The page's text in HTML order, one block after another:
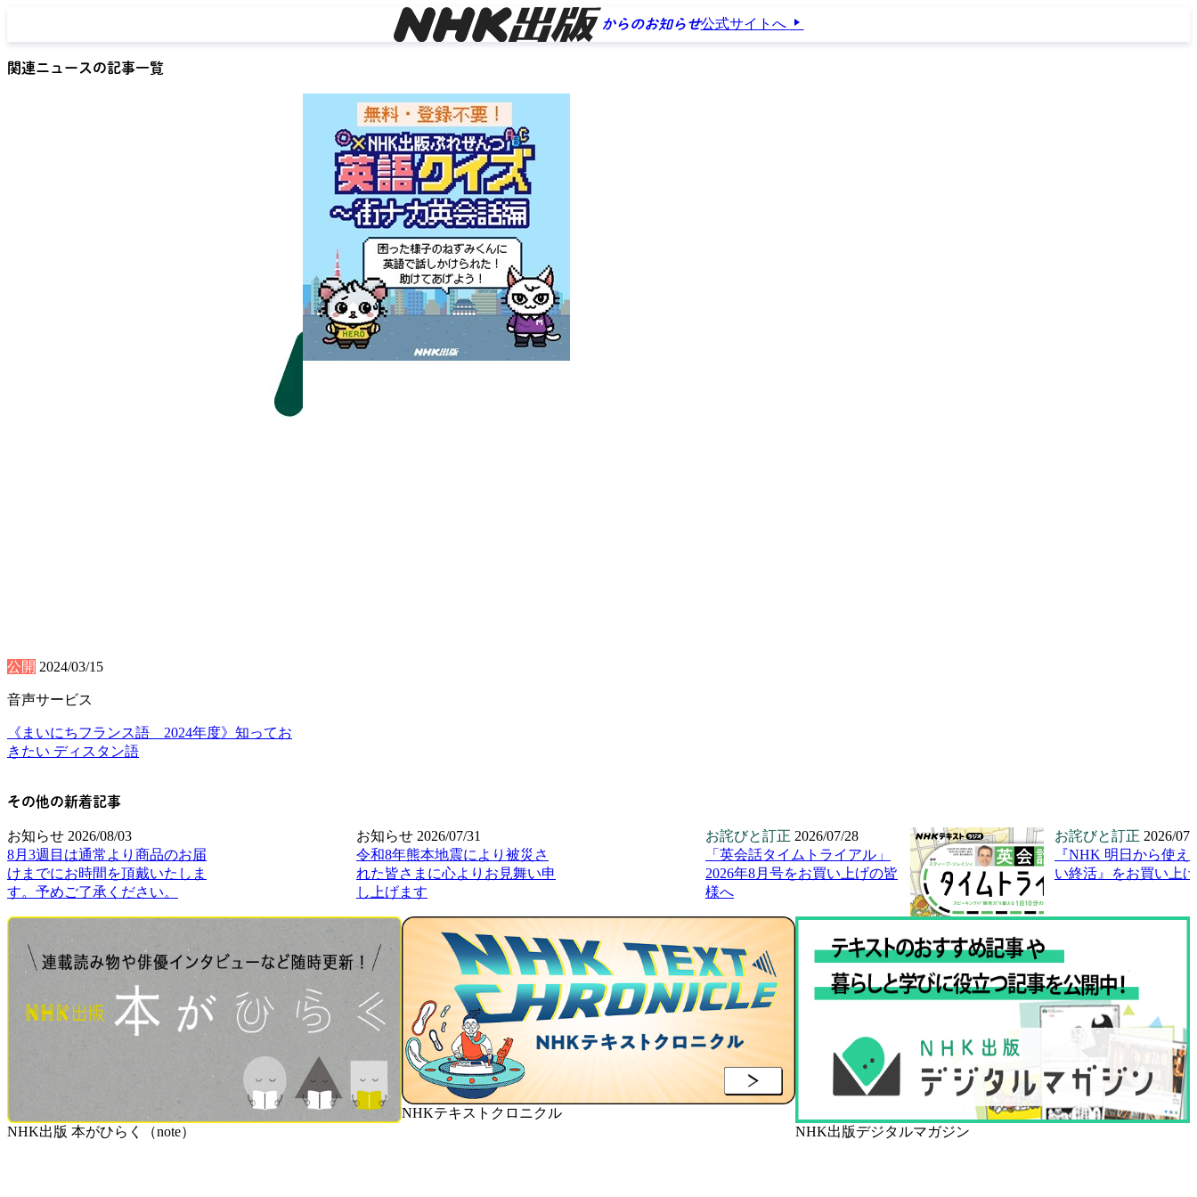
からのお知らせ公式サイトへ
関連ニュースの記事一覧
公開 2024/03/15
音声サービス
《まいにちフランス語 2024年度》知ってお
きたい ディスタン語
その他の新着記事
お知らせ 2026/08/03
8月3週目は通常より商品のお届
けまでにお時間を頂戴いたしま
す。予めご了承ください。
お知らせ 2026/07/31
令和8年熊本地震により被災さ
れた皆さまに心よりお見舞い申
し上げます
お詫びと訂正 2026/07/28
「英会話タイムトライアル」
2026年8月号をお買い上げの皆
様へ
お詫びと訂正 2026/07/
『NHK 明日から使え
い終活』をお買い上
NHK出版 本がひらく（note）
NHKテキストクロニクル
NHK出版デジタルマガジン